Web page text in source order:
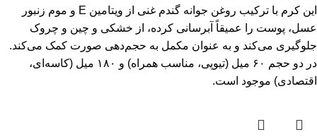
این کرم با ترکیب روغن جوانه گندم غنی از ویتامین E و موم زنبور
عسل، پوست را عمیقاً آبرسانی کرده، از خشکی و چین و چروک
جلوگیری می‌کند و به عنوان مکمل به حجم‌دهی صورت کمک می‌کند.
در دو حجم ۶۰ میل (تیوپی، مناسب همراه) و ۱۸۰ میل (کاسه‌ای،
اقتصادی) موجود است.